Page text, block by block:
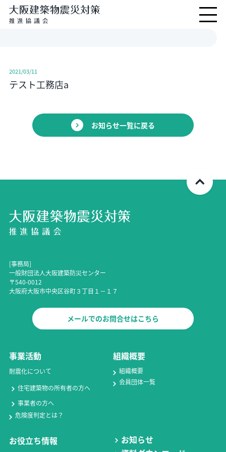
2021/03/11
テスト工務店a
お知らせ一覧に戻る
事業活動
耐震化について
住宅建築物の所有者の方へ
事業者の方へ
危険度判定とは？
組織概要
組織概要
会員団体一覧
お役立ち情報
お知らせ
[事務局]
一般財団法人大阪建築防災センター
〒540-0012
大阪府大阪市中央区谷町３丁目１－１７
メールでのお問合せはこちら